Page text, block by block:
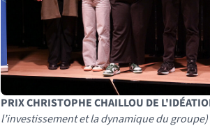
PRIX CHRISTOPHE CHAILLOU DE
l’investissement et la dynamique du groupe)